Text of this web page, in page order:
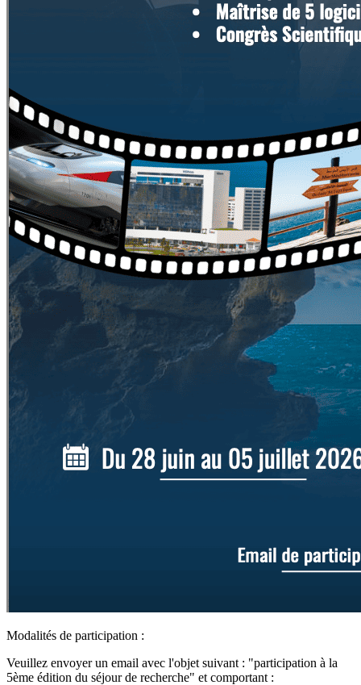
Modalités de participation :
Veuillez envoyer un email avec l'objet suivant : "participation à la
5ème édition du séjour de recherche" et comportant :